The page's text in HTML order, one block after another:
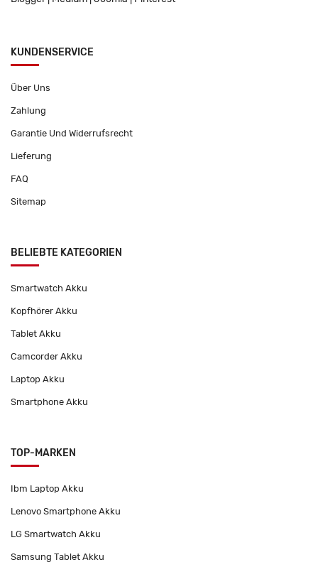
KUNDENSERVICE
Über Uns
Zahlung
Garantie Und Widerrufsrecht
Lieferung
FAQ
Sitemap
BELIEBTE KATEGORIEN
Smartwatch Akku
Kopfhörer Akku
Tablet Akku
Camcorder Akku
Laptop Akku
Smartphone Akku
TOP-MARKEN
Ibm Laptop Akku
Lenovo Smartphone Akku
LG Smartwatch Akku
Samsung Tablet Akku